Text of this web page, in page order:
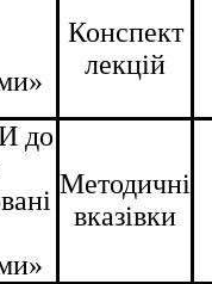
Конспект
лекцій
до
Методичні
вказівки